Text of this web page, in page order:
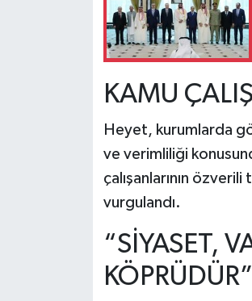
KAMU
Heyet, kurumlarda
ve verimliliği
çalışanlarının
vurgulandı.
“SİYASET,
KÖPRÜDÜR”